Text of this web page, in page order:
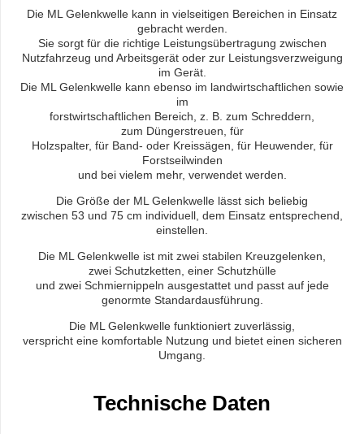
Die ML Gelenkwelle kann in vielseitigen Bereichen in Einsatz
gebracht werden.
Sie sorgt für die richtige Leistungsübertragung zwischen
Nutzfahrzeug und Arbeitsgerät oder zur Leistungsverzweigung
im Gerät.
Die ML Gelenkwelle kann ebenso im landwirtschaftlichen sowie
im
forstwirtschaftlichen Bereich, z. B. zum Schreddern,
zum Düngerstreuen, für
Holzspalter, für Band- oder Kreissägen, für Heuwender, für
Forstseilwinden
und bei vielem mehr, verwendet werden.
Die Größe der ML Gelenkwelle lässt sich beliebig
zwischen 53 und 75 cm individuell, dem Einsatz entsprechend,
einstellen.
Die ML Gelenkwelle ist mit zwei stabilen Kreuzgelenken,
zwei Schutzketten, einer Schutzhülle
und zwei Schmiernippeln ausgestattet und passt auf jede
genormte Standardausführung.
Die ML Gelenkwelle funktioniert zuverlässig,
verspricht eine komfortable Nutzung und bietet einen sicheren
Umgang.
Technische Daten